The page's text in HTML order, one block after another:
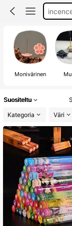
white
Monivärinen
Suositeltu
Kategoria
Väri